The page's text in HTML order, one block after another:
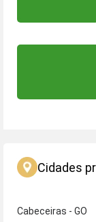
Cidades
Cabeceiras - GO